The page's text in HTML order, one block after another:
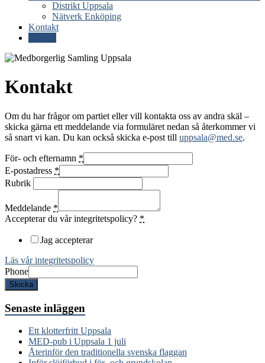
Distrikt Uppsala
Nätverk Enköping
Kontakt
Kontakt
Om du har frågor om partiet eller vill kontakta oss av andra skäl –
skicka gärna ett meddelande via formuläret nedan så återkommer vi
så snart vi kan. Du kan också skicka e-post till uppsala@med.se.
För- och efternamn *
E-postadress *
Rubrik
Meddelande *
Accepterar du vår integritetspolicy? *
Jag accepterar
Läs vår integritetspolicy
Phone
Skicka
Senaste inläggen
Ett klotterfritt Uppsala
MED-pub i Uppsala 1 juli
Återinför den traditionella svenska flaggan